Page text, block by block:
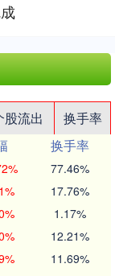
股流出
换手率
换手率
77.46%
17.76%
1.17%
12.21%
11.69%